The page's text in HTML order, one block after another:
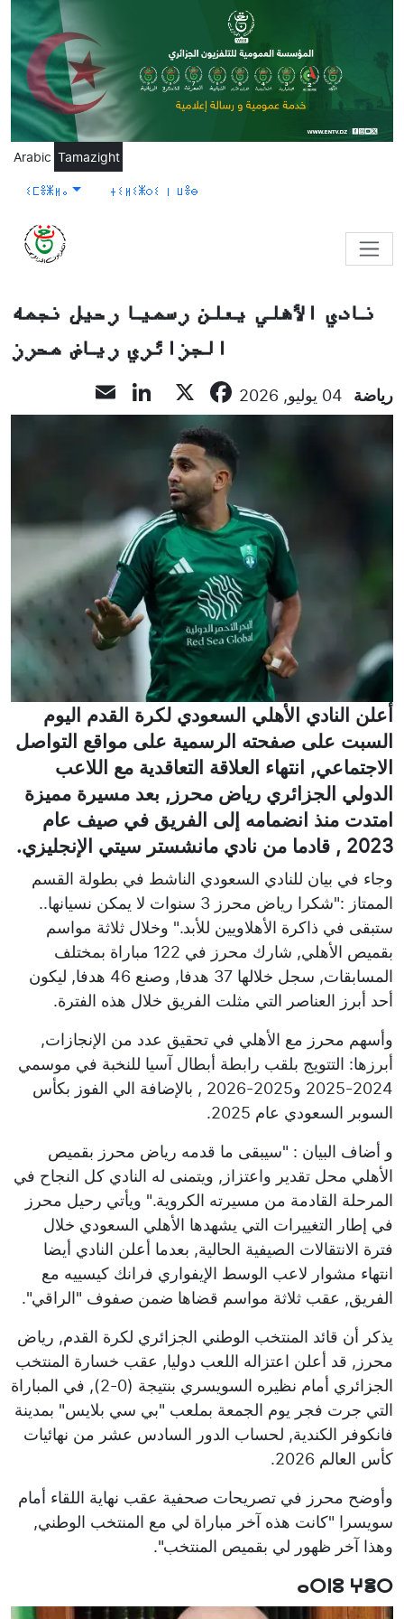
Skip to main content
Arabic Tamazight
ⵉⵎⴻⵥⵍⴰ ⵜⵉⵍⵉⵥⵔⵉ ⵏ ⵡⴻⴱ
نادي الأهلي يعلن رسميا رحيل نجمه
الجزائري رياض محرز
رياضة 04 يوليو, 2026 Facebook
LinkedIn
أعلن النادي الأهلي السعودي لكرة القدم اليوم
السبت على صفحته الرسمية على مواقع التواصل
الاجتماعي, انتهاء العلاقة التعاقدية مع اللاعب
الدولي الجزائري رياض محرز, بعد مسيرة مميزة
امتدت منذ انضمامه إلى الفريق في صيف عام
2023 , قادما من نادي مانشستر سيتي الإنجليزي.
وجاء في بيان للنادي السعودي الناشط في بطولة القسم
الممتاز :"شكرا رياض محرز 3 سنوات لا يمكن نسيانها..
ستبقى في ذاكرة الأهلاويين للأبد." وخلال ثلاثة مواسم
بقميص الأهلي, شارك محرز في 122 مباراة بمختلف
المسابقات, سجل خلالها 37 هدفا, وصنع 46 هدفا, ليكون
أحد أبرز العناصر التي مثلت الفريق خلال هذه الفترة.
وأسهم محرز مع الأهلي في تحقيق عدد من الإنجازات,
أبرزها: التتويج بلقب رابطة أبطال آسيا للنخبة في موسمي
2024-2025 و2025-2026 , بالإضافة الي الفوز بكأس
السوبر السعودي عام 2025.
و أضاف البيان : "سيبقى ما قدمه رياض محرز بقميص
الأهلي محل تقدير واعتزاز, ويتمنى له النادي كل النجاح في
المرحلة القادمة من مسيرته الكروية." ويأتي رحيل محرز
في إطار التغييرات التي يشهدها الأهلي السعودي خلال
فترة الانتقالات الصيفية الحالية, بعدما أعلن النادي أيضا
انتهاء مشوار لاعب الوسط الإيفواري فرانك كيسييه مع
الفريق, عقب ثلاثة مواسم قضاها ضمن صفوف "الراقي".
يذكر أن قائد المنتخب الوطني الجزائري لكرة القدم, رياض
محرز, قد أعلن اعتزاله اللعب دوليا, عقب خسارة المنتخب
الجزائري أمام نظيره السويسري بنتيجة (0-2), في المباراة
التي جرت فجر يوم الجمعة بملعب "بي سي بلايس" بمدينة
فانكوفر الكندية, لحساب الدور السادس عشر من نهائيات
كأس العالم 2026.
وأوضح محرز في تصريحات صحفية عقب نهاية اللقاء أمام
سويسرا "كانت هذه آخر مباراة لي مع المنتخب الوطني,
وهذا آخر ظهور لي بقميص المنتخب".
ⴰⵔⵏⵓ ⵖⴻⵔ